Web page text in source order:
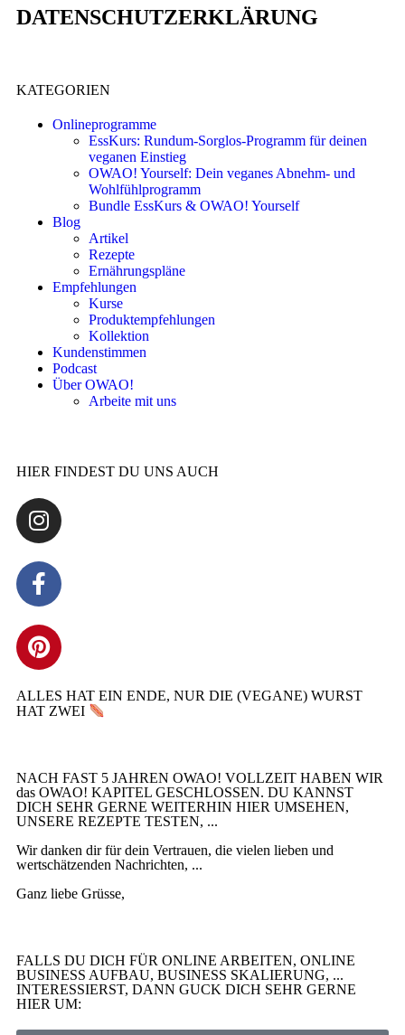
DATENSCHUTZERKLÄRUNG
KATEGORIEN
Onlineprogramme
EssKurs: Rundum-Sorglos-Programm für deinen
veganen Einstieg
OWAO! Yourself: Dein veganes Abnehm- und
Wohlfühlprogramm
Bundle EssKurs & OWAO! Yourself
Blog
Artikel
Rezepte
Ernährungspläne
Empfehlungen
Kurse
Produktempfehlungen
Kollektion
Kundenstimmen
Podcast
Über OWAO!
Arbeite mit uns
HIER FINDEST DU UNS AUCH
ALLES HAT EIN ENDE, NUR DIE (VEGANE) WURST
HAT ZWEI
NACH FAST 5 JAHREN OWAO! VOLLZEIT HABEN WIR
das OWAO! KAPITEL GESCHLOSSEN. DU KANNST
DICH SEHR GERNE WEITERHIN HIER UMSEHEN,
UNSERE REZEPTE TESTEN, ...
Wir danken dir für dein Vertrauen, die vielen lieben und
wertschätzenden Nachrichten, ...
Ganz liebe Grüsse,
FALLS DU DICH FÜR ONLINE ARBEITEN, ONLINE
BUSINESS AUFBAU, BUSINESS SKALIERUNG, ...
INTERESSIERST, DANN GUCK DICH SEHR GERNE
HIER UM: